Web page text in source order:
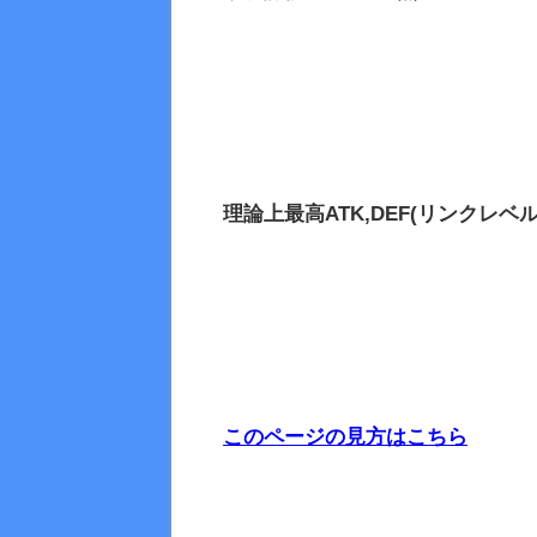
理論上最高ATK,DEF(リンクレベ
このページの見方はこちら